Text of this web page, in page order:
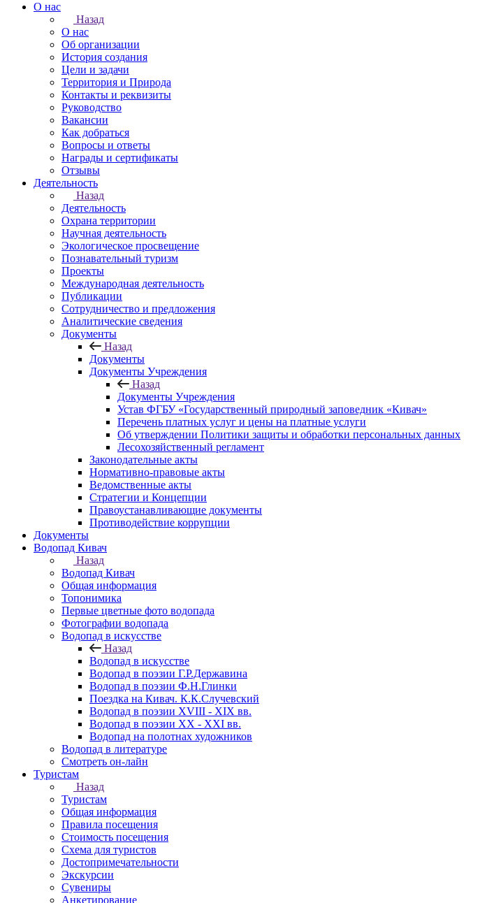
О нас
Назад
О нас
Об организации
История создания
Цели и задачи
Территория и Природа
Контакты и реквизиты
Руководство
Вакансии
Как добраться
Вопросы и ответы
Награды и сертификаты
Отзывы
Деятельность
Назад
Деятельность
Охрана территории
Научная деятельность
Экологическое просвещение
Познавательный туризм
Проекты
Международная деятельность
Публикации
Сотрудничество и предложения
Аналитические сведения
Документы
Назад
Документы
Документы Учреждения
Назад
Документы Учреждения
Устав ФГБУ «Государственный природный заповедник «Кивач»
Перечень платных услуг и цены на платные услуги
Об утверждении Политики защиты и обработки персональных данных
Лесохозяйственный регламент
Законодательные акты
Нормативно-правовые акты
Ведомственные акты
Стратегии и Концепции
Правоустанавливающие документы
Противодействие коррупции
Документы
Водопад Кивач
Назад
Водопад Кивач
Общая информация
Топонимика
Первые цветные фото водопада
Фотографии водопада
Водопад в искусстве
Назад
Водопад в искусстве
Водопад в поэзии Г.Р.Державина
Водопад в поэзии Ф.Н.Глинки
Поездка на Кивач. К.К.Случевский
Водопад в поэзии XVIII - XIX вв.
Водопад в поэзии XX - XXI вв.
Водопад на полотнах художников
Водопад в литературе
Смотреть он-лайн
Туристам
Назад
Туристам
Общая информация
Правила посещения
Стоимость посещения
Схема для туристов
Достопримечательности
Экскурсии
Сувениры
Анкетирование